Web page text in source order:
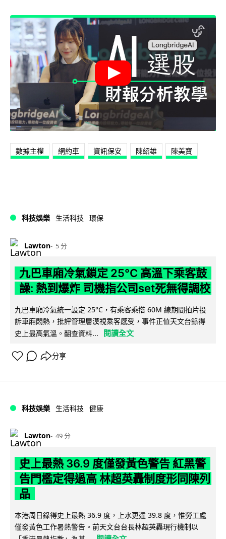
數據主權 網約車 資訊保安 陳紹雄 陳美寶
科技娛樂 生活科技 環保
Lawton 5 分
九巴車廂冷氣鎖定 25°C 高溫下乘客鼓
譟: 熱到爆炸 司機指公司set死無得調校
九巴車廂冷氣統一設定 25°C，有乘客乘搭 60M 線期間拍片投
訴車廂悶熱，批評管理層漠視乘客感受，事件正值天文台錄得
史上最高氣溫。翻查資料...
閱讀全文
分享
科技娛樂 生活科技 健康
Lawton 49 分
史上最熱 36.9 度僅發黃色警告 紅黑警
告門檻定得過高 林超英轟制度形同陳列
品
本港周日錄得史上最熱 36.9 度，上水更達 39.8 度，惟勞工處
僅發黃色工作暑熱警告。前天文台台長林超英轟現行機制以